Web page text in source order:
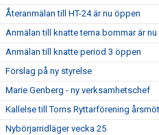
Återanmälan till HT-24 är nu öppen
Anmälan till knatte tema bommar är
Anmälan till knatte period 3 öppen
Förslag på ny styrelse
Marie Genberg - ny verksamhetschef
Kallelse till Torns Ryttarförening
Nybörjarridläger vecka 25